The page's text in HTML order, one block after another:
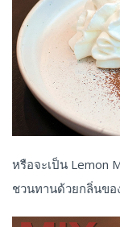
หรือจะเป็น Lemon
ชวนทานด้วยกลิ่นขอ